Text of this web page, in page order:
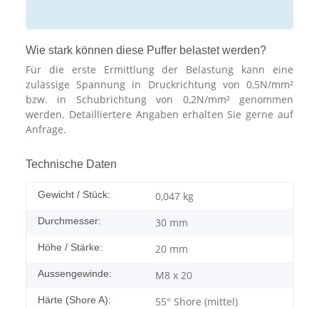
Wie stark können diese Puffer belastet werden?
Für die erste Ermittlung der Belastung kann eine
zulässige Spannung in Druckrichtung von 0,5N/mm²
bzw. in Schubrichtung von 0,2N/mm² genommen
werden. Detailliertere Angaben erhalten Sie gerne auf
Anfrage.
Technische Daten
Gewicht / Stück: 0,047 kg
Durchmesser: 30 mm
Höhe / Stärke: 20 mm
Aussengewinde: M8 x 20
Härte (Shore A): 55° Shore (mittel)